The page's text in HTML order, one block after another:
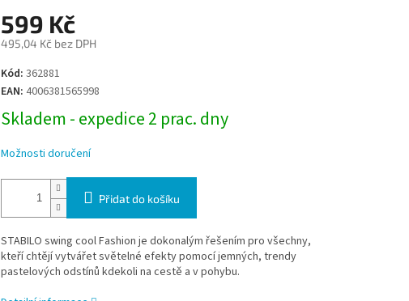
599 Kč
495,04 Kč bez DPH
Měrná
cena:
Kód: 362881
EAN: 4006381565998
Skladem - expedice 2 prac. dny
Možnosti doručení
Přidat do košíku
STABILO swing cool Fashion je dokonalým řešením pro všechny,
kteří chtějí vytvářet světelné efekty pomocí jemných, trendy
pastelových odstínů kdekoli na cestě a v pohybu.